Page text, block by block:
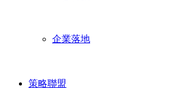
企業落地
策略聯盟